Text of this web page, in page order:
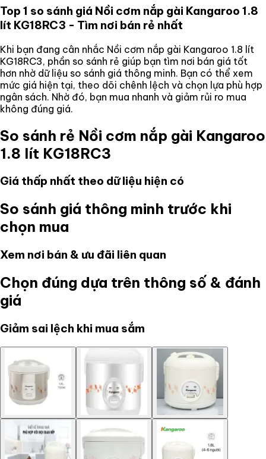
Top 1 so sánh giá Nồi cơm nắp gài Kangaroo 1.8
lít KG18RC3 - Tìm nơi bán rẻ nhất
Khi bạn đang cân nhắc Nồi cơm nắp gài Kangaroo 1.8 lít
KG18RC3, phần so sánh rẻ giúp bạn tìm nơi bán giá tốt
hơn nhờ dữ liệu so sánh giá thông minh. Bạn có thể xem
mức giá hiện tại, theo dõi chênh lệch và chọn lựa phù hợp
ngân sách. Nhờ đó, bạn mua nhanh và giảm rủi ro mua
không đúng giá.
So sánh rẻ Nồi cơm nắp gài Kangaroo
1.8 lít KG18RC3
Giá thấp nhất theo dữ liệu hiện có
So sánh giá thông minh trước khi
chọn mua
Xem nơi bán & ưu đãi liên quan
Chọn đúng dựa trên thông số & đánh
giá
Giảm sai lệch khi mua sắm